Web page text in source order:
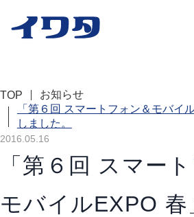
TOP
お知らせ
「第６回 スマートフォン＆モバイ
しました。
2016.05.16
「第６回 スマー
モバイルEXPO 春